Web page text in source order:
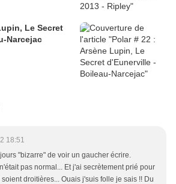
Le Secret
Narcejac
18:51
"bizarre" de voir un gaucher écrire.
pas normal... Et j'ai secrètement prié pour
droitières... Ouais j'suis folle je sais !! Du